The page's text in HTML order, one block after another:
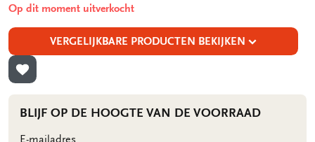
Op dit moment uitverkocht
VERGELIJKBARE PRODUCTEN BEKIJKEN
TOEVOEGEN AAN VERLANGLIJST
BLIJF OP DE HOOGTE VAN DE VOORRAAD
E-mailadres